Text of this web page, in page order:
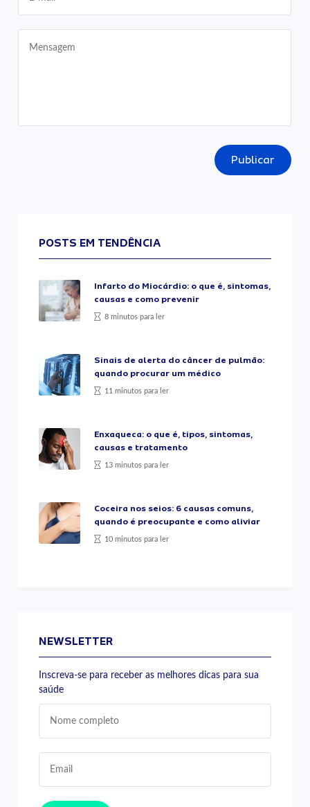
Publicar
POSTS EM TENDÊNCIA
Infarto do Miocárdio: o que é, sintomas,
causas e como prevenir
8 minutos para ler
Sinais de alerta do câncer de pulmão:
quando procurar um médico
11 minutos para ler
Enxaqueca: o que é, tipos, sintomas,
causas e tratamento
13 minutos para ler
Coceira nos seios: 6 causas comuns,
quando é preocupante e como aliviar
10 minutos para ler
NEWSLETTER
Inscreva-se para receber as melhores dicas para sua
saúde